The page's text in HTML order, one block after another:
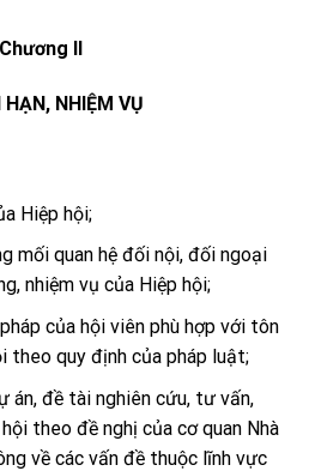
Chương II
HẠN, NHIỆM VỤ
Hiệp hội;
mối quan hệ đối nội, đối ngoại
nhiệm vụ của Hiệp hội;
của hội viên phù hợp với tôn
theo quy định của pháp luật;
án, đề tài nghiên cứu, tư vấn,
theo đề nghị của cơ quan Nhà
về các vấn đề thuộc lĩnh vực